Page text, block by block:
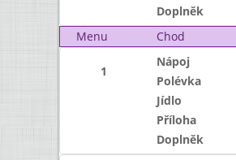
Doplněk
Menu
Chod
1
Nápoj
Polévka
Jídlo
Příloha
Doplněk